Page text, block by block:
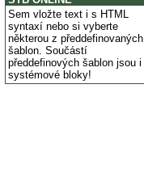
Sem vložte text i s HTML
syntaxí nebo si vyberte
některou z předdefinovaných
šablon. Součástí
předdefinových šablon jsou i
systémové bloky!